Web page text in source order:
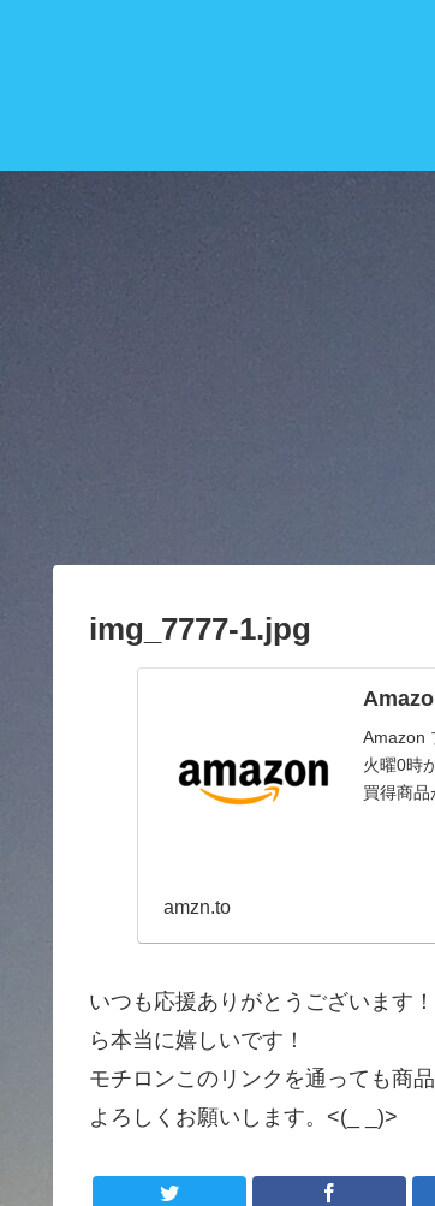
img_7777-1.jpg
Amazon
火曜0時
買得商品
amzn.to
いつも応援ありがとうございます
ら本当に嬉しいです！
モチロンこのリンクを通っても商
よろしくお願いします。<(_ _)>